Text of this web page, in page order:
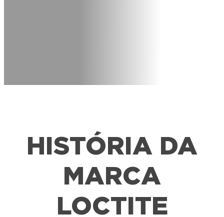
HISTÓRIA DA
MARCA
LOCTITE